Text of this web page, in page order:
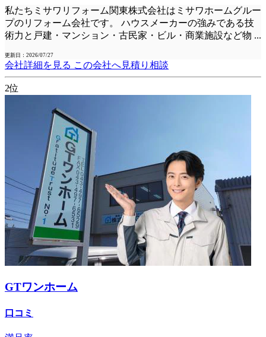
私たちミサワリフォーム関東株式会社はミサワホームグルー
プのリフォーム会社です。 ハウスメーカーの強みである技
術力と戸建・マンション・古民家・ビル・商業施設など物 ...
更新日：2026/07/27
会社詳細を見る この会社へ見積り相談
2位
GTワンホーム
口コミ